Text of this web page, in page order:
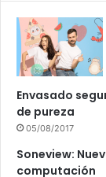
Envasado
de pureza
05/08/2017
Soneview:
computación